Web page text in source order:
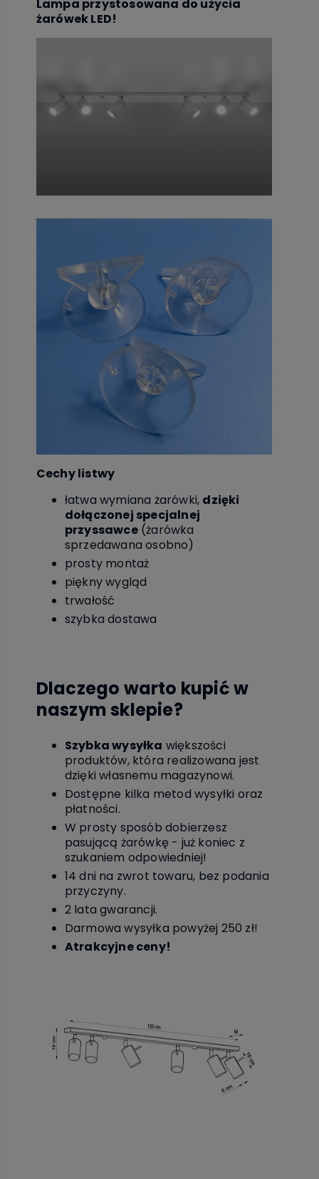
Lampa przystosowana do użycia
żarówek LED!
Cechy listwy
łatwa wymiana żarówki, dzięki
dołączonej specjalnej
przyssawce(żarówka
sprzedawana osobno)
prosty montaż
piękny wygląd
trwałość
szybka dostawa
Dlaczego warto kupić w
naszym sklepie?
Szybka wysyłka większości
produktów, która realizowana jest
dzięki własnemu magazynowi.
Dostępne kilka metod wysyłki oraz
płatności.
W prosty sposób dobierzesz
pasującą żarówkę - już koniec z
szukaniem odpowiedniej!
14 dni na zwrot towaru, bez podania
przyczyny.
2 lata gwarancji.
Darmowa wysyłka powyżej 250 zł!
Atrakcyjne ceny!